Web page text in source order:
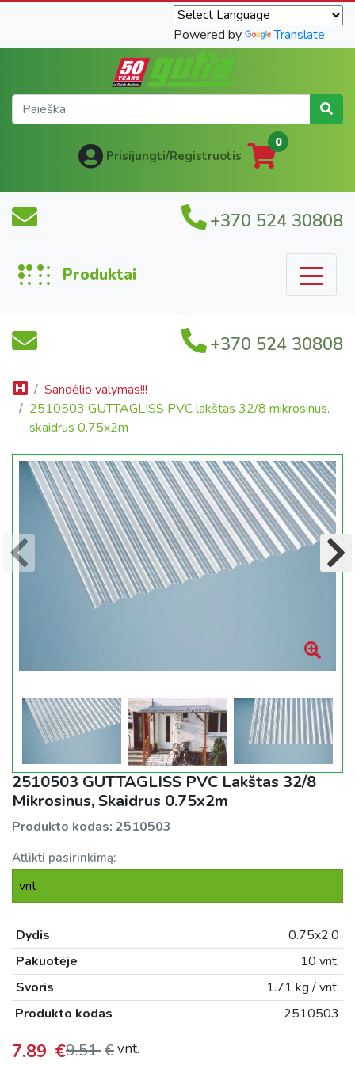
Powered by Translate
Prisijungti/Registruotis
0
+370 524 30808
Produktai
+370 524 30808
Sandėlio valymas!!!
2510503 GUTTAGLISS PVC lakštas 32/8 mikrosinus,
skaidrus 0.75x2m
2510503 GUTTAGLISS PVC Lakštas 32/8
Mikrosinus, Skaidrus 0.75x2m
Produkto kodas: 2510503
Atlikti pasirinkimą:
vnt
Dydis
0.75x2.0
Pakuotėje
10 vnt.
Svoris
1.71 kg / vnt.
Produkto kodas
2510503
7.89 €9.51 €vnt.